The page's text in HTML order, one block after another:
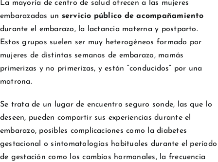
La mayoría de centro de salud ofrecen a las mujeres
embarazadas un servicio público de acompañamiento
durante el embarazo, la lactancia materna y postparto.
Estos grupos suelen ser muy heterogéneos formado por
mujeres de distintas semanas de embarazo, mamás
primerizas y no primerizas, y están “conducidos” por una
matrona.
Se trata de un lugar de encuentro seguro sonde, las que lo
deseen, pueden compartir sus experiencias durante el
embarazo, posibles complicaciones como la diabetes
gestacional o sintomatologías habituales durante el período
de gestación como los cambios hormonales, la frecuencia